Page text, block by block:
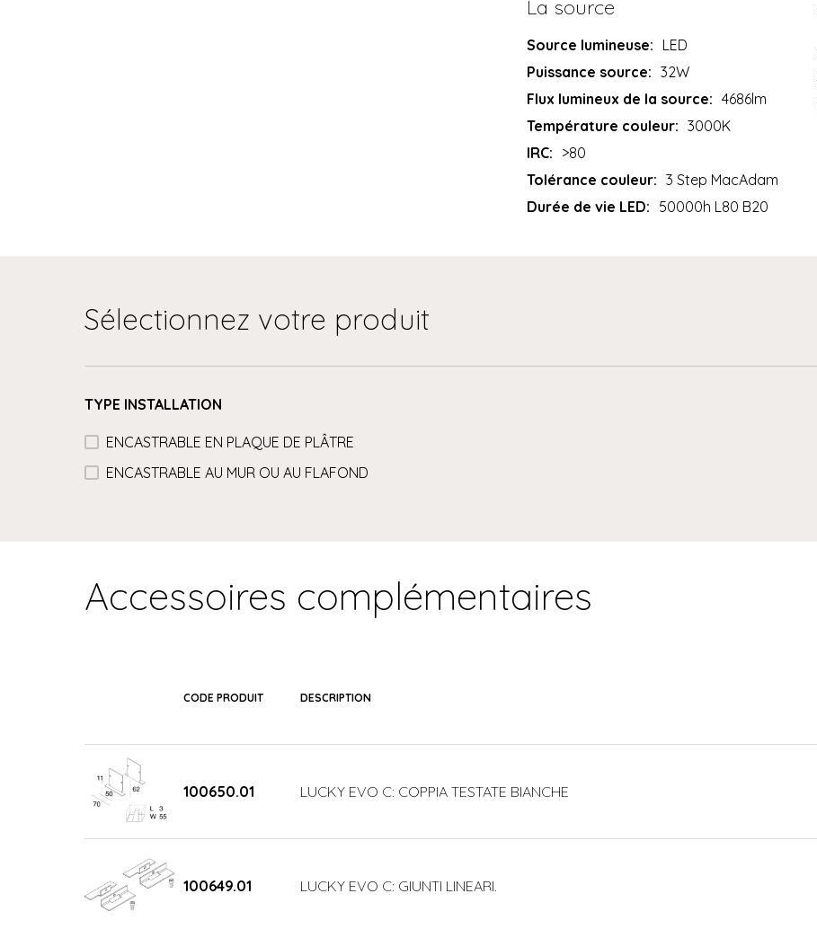
La source
Source lumineuse: LED
Puissance source: 32W
Flux lumineux de la source: 4686lm
Température couleur: 3000K
IRC: >80
Tolérance couleur: 3 Step MacAdam
Durée de vie LED: 50000h L80 B20
Sélectionnez votre produit
TYPE INSTALLATION
ENCASTRABLE EN PLAQUE DE PLÂTRE
ENCASTRABLE AU MUR OU AU FLAFOND
Accessoires complémentaires
CODE PRODUIT DESCRIPTION
100650.01 LUCKY EVO C: COPPIA TESTATE BIANCHE
100649.01 LUCKY EVO C: GIUNTI LINEARI.